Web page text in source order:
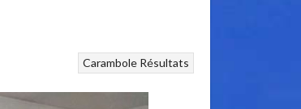
Carambole Résultats